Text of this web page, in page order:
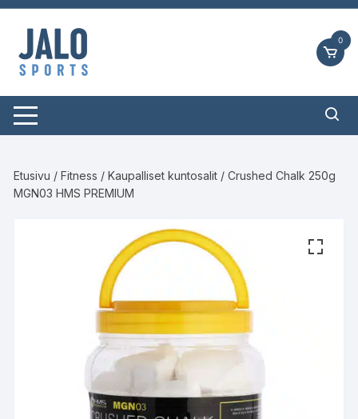
Siirry
suoraan
sisältöön
0
Etusivu /Fitness /Kaupalliset kuntosalit / Crushed Chalk 250g
MGN03 HMS PREMIUM